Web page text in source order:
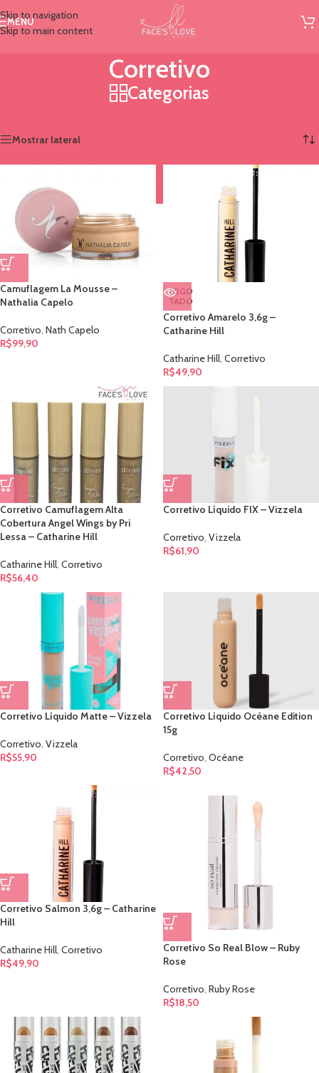
Skip to navigation
Skip to main content
MENU
Corretivo
Categorias
Mostrar lateral
Camuflagem La Mousse –
Nathalia Capelo
Corretivo, Nath Capelo
R$99,90
ESGO
TADO
Corretivo Amarelo 3,6g –
Catharine Hill
Catharine Hill, Corretivo
R$49,90
Corretivo Camuflagem Alta
Cobertura Angel Wings by Pri
Lessa – Catharine Hill
Catharine Hill, Corretivo
R$56,40
Corretivo Líquido FIX – Vizzela
Corretivo, Vizzela
R$61,90
Corretivo Líquido Matte – Vizzela
Corretivo, Vizzela
R$55,90
Corretivo Líquido Océane Edition
15g
Corretivo, Océane
R$42,50
Corretivo Salmon 3,6g – Catharine
Hill
Catharine Hill, Corretivo
R$49,90
Corretivo So Real Blow – Ruby
Rose
Corretivo, Ruby Rose
R$18,50